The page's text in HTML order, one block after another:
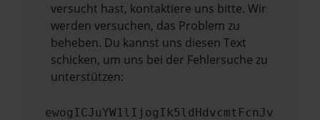
versucht hast, kontaktiere uns bitte. Wir
werden versuchen, das Problem zu
beheben. Du kannst uns diesen Text
schicken, um uns bei der Fehlersuche zu
unterstützen:
ewogICJuYW1lIjogIk5ldHdvcmtFcnJv